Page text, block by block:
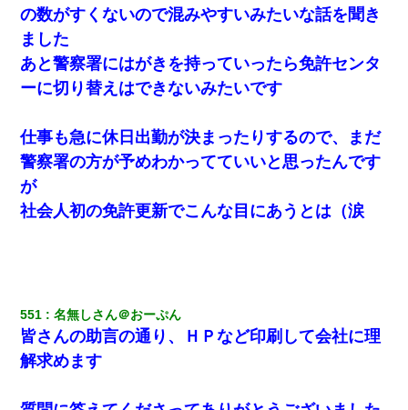
の数がすくないので混みやすいみたいな話を聞き
ました
あと警察署にはがきを持っていったら免許センタ
ーに切り替えはできないみたいです
仕事も急に休日出勤が決まったりするので、まだ
警察署の方が予めわかってていいと思ったんです
が
社会人初の免許更新でこんな目にあうとは（涙
551 名無しさん＠おーぷん
皆さんの助言の通り、ＨＰなど印刷して会社に理
解求めます